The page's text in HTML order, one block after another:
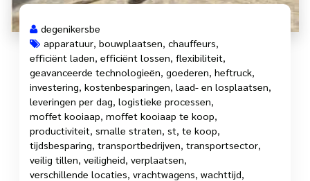
degenikersbe
apparatuur, bouwplaatsen, chauffeurs,
efficiënt laden, efficiënt lossen, flexibiliteit,
geavanceerde technologieën, goederen, heftruck,
investering, kostenbesparingen, laad- en losplaatsen,
leveringen per dag, logistieke processen,
moffet kooiaap, moffet kooiaap te koop,
productiviteit, smalle straten, st, te koop,
tijdsbesparing, transportbedrijven, transportsector,
veilig tillen, veiligheid, verplaatsen,
verschillende locaties, vrachtwagens, wachttijd,